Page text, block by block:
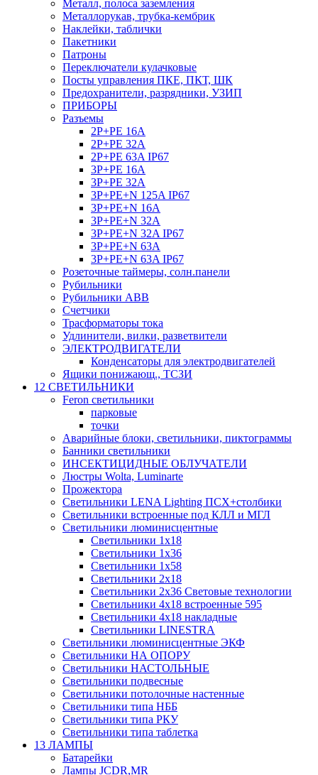
Металл, полоса заземления
Металлорукав, трубка-кембрик
Наклейки, таблички
Пакетники
Патроны
Переключатели кулачковые
Посты управления ПКЕ, ПКТ, ШК
Предохранители, разрядники, УЗИП
ПРИБОРЫ
Разъемы
2P+PE 16A
2P+PE 32A
2P+PE 63A IP67
3P+PE 16A
3P+PE 32A
3P+PE+N 125A IP67
3P+PE+N 16A
3P+PE+N 32A
3P+PE+N 32A IP67
3P+PE+N 63A
3P+PE+N 63A IP67
Розеточные таймеры, солн.панели
Рубильники
Рубильники ABB
Счетчики
Трасформаторы тока
Удлинители, вилки, разветвители
ЭЛЕКТРОДВИГАТЕЛИ
Конденсаторы для электродвигателей
Ящики понижающ., ТСЗИ
12 СВЕТИЛЬНИКИ
Feron светильники
парковые
точки
Аварийные блоки, светильники, пиктограммы
Банники светильники
ИНСЕКТИЦИДНЫЕ ОБЛУЧАТЕЛИ
Люстры Wolta, Luminarte
Прожектора
Светильники LENA Lighting ПСХ+столбики
Светильники встроенные под КЛЛ и МГЛ
Светильники люминисцентные
Светильники 1х18
Светильники 1х36
Светильники 1х58
Светильники 2х18
Светильники 2х36 Световые технологии
Светильники 4х18 встроенные 595
Светильники 4х18 накладные
Светильники LINESTRA
Светильники люминисцентные ЭКФ
Светильники НА ОПОРУ
Светильники НАСТОЛЬНЫЕ
Светильники подвесные
Светильники потолочные настенные
Светильники типа НББ
Светильники типа РКУ
Светильники типа таблетка
13 ЛАМПЫ
Батарейки
Лампы JCDR,MR